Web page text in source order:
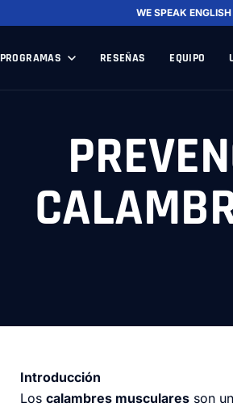
WE SPEAK
PROGRAMAS RESEÑAS EQUIPO
Introducción
Los calambres musculares son